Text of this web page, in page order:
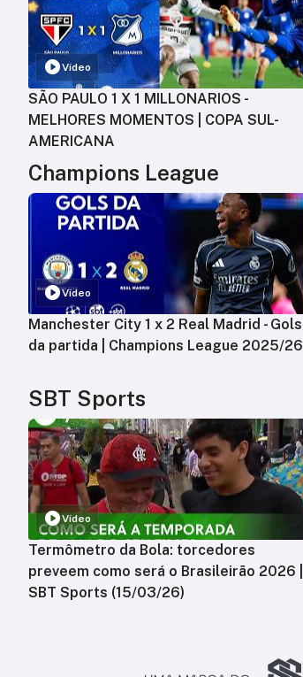
Vídeo
SÃO PAULO 1 X 1 MILLONARIOS -
MELHORES MOMENTOS | COPA SUL-
AMERICANA
Champions League
Vídeo
Manchester City 1 x 2 Real Madrid - Gols
da partida | Champions League 2025/26
SBT Sports
Vídeo
Termômetro da Bola: torcedores
preveem como será o Brasileirão 2026 |
SBT Sports (15/03/26)